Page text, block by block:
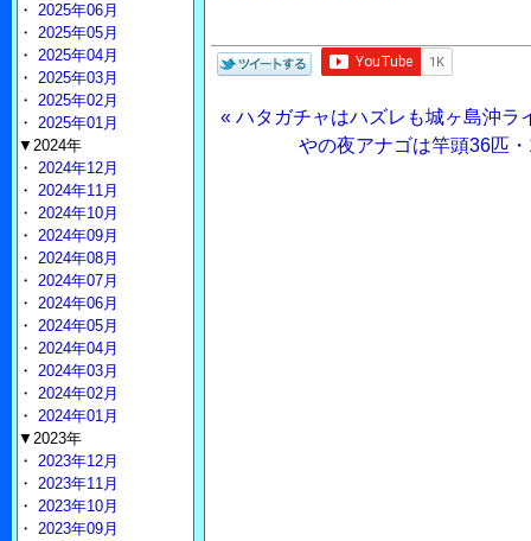
« ハタガチャはハズレも城ヶ島沖ラ
やの夜アナゴは竿頭36匹
・ 2025年06月
・ 2025年05月
・ 2025年04月
・ 2025年03月
・ 2025年02月
・ 2025年01月
▼2024年
・ 2024年12月
・ 2024年11月
・ 2024年10月
・ 2024年09月
・ 2024年08月
・ 2024年07月
・ 2024年06月
・ 2024年05月
・ 2024年04月
・ 2024年03月
・ 2024年02月
・ 2024年01月
▼2023年
・ 2023年12月
・ 2023年11月
・ 2023年10月
・ 2023年09月